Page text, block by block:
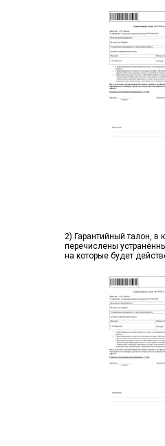
2) Гарантийный талон, в
перечислены
на которые будет